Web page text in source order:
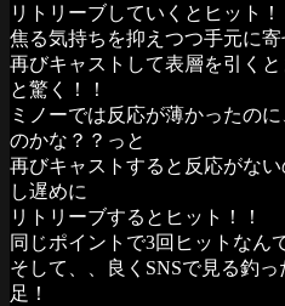
リトリーブしていくとヒット！
焦る気持ちを抑えつつ手元に
再びキャストして表層を引く
と驚く！！
ミノーでは反応が薄かったの
のかな？？っと
再びキャストすると反応がな
し遅めに
リトリーブするとヒット！！
同じポイントで3回ヒットなん
そして、、良くSNSで見る釣
足！